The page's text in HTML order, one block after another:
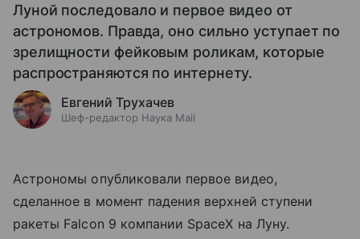
Луной последовало и первое видео от
астрономов. Правда, оно сильно уступает по
зрелищности фейковым роликам, которые
распространяются по интернету.
Евгений Трухачев
Шеф-редактор Наука Mail
Астрономы опубликовали первое видео,
сделанное в момент падения верхней ступени
ракеты Falcon 9 компании SpaceX на Луну.